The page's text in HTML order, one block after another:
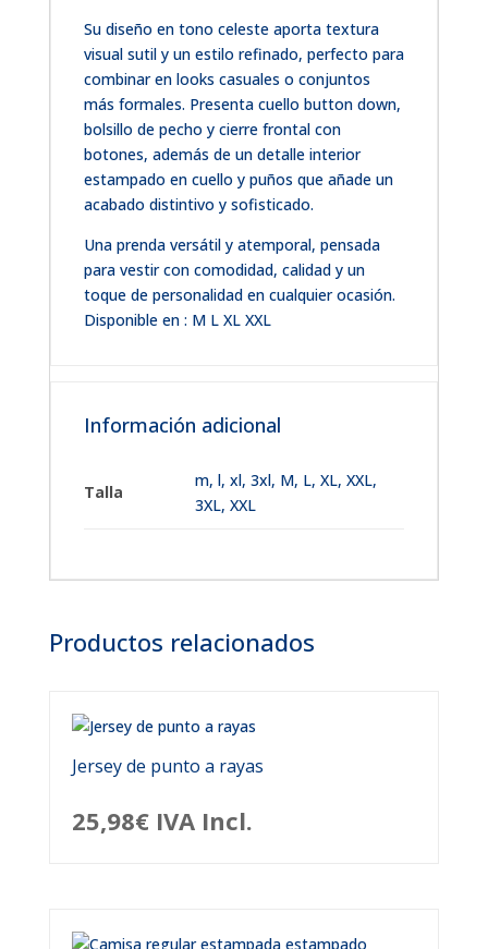
Su diseño en tono celeste aporta textura
visual sutil y un estilo refinado, perfecto para
combinar en looks casuales o conjuntos
más formales. Presenta cuello button down,
bolsillo de pecho y cierre frontal con
botones, además de un detalle interior
estampado en cuello y puños que añade un
acabado distintivo y sofisticado.
Una prenda versátil y atemporal, pensada
para vestir con comodidad, calidad y un
toque de personalidad en cualquier ocasión.
Disponible en : M L XL XXL
Información adicional
Talla
m, l, xl, 3xl, M, L, XL, XXL,
3XL, XXL
Productos relacionados
Jersey de punto a rayas
25,98€ IVA Incl.